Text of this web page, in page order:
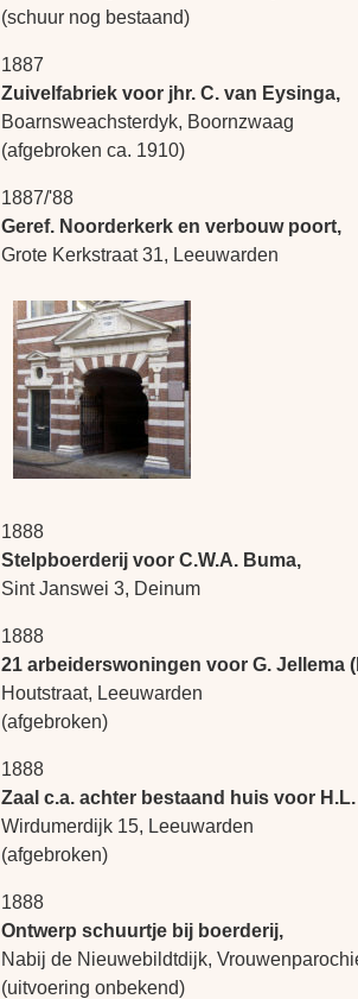
(schuur nog bestaand)
1887
Zuivelfabriek voor jhr. C. van Eysinga,
Boarnsweachsterdyk, Boornzwaag
(afgebroken ca. 1910)
1887/'88
Geref. Noorderkerk en verbouw poort,
Grote Kerkstraat 31, Leeuwarden
1888
Stelpboerderij voor C.W.A. Buma,
Sint Janswei 3, Deinum
1888
21 arbeiderswoningen voor G. Jellema
Houtstraat, Leeuwarden
(afgebroken)
1888
Zaal c.a. achter bestaand huis voor
Wirdumerdijk 15, Leeuwarden
(afgebroken)
1888
Ontwerp schuurtje bij boerderij,
Nabij de Nieuwebildtdijk,
(uitvoering onbekend)